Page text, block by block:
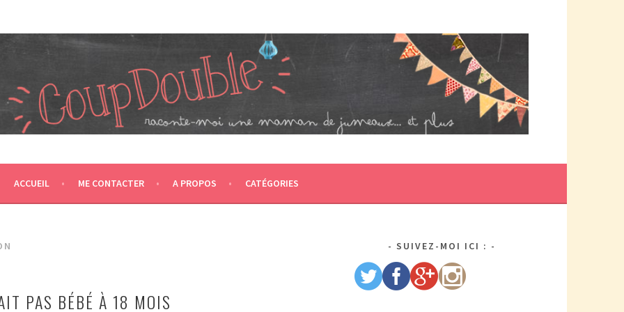
CA NOUS PROPULSE SUPER MAMAN! CA DONNE DEUX FOIS PLUS DE TRACAS, MAIS AUSSI DEUX FOIS PLUS D'AMOUR.
ACCUEIL ME CONTACTER A PROPOS CATÉGORIES
PAS BÉBÉ À 18 MOIS
SUIVEZ-MOI ICI :